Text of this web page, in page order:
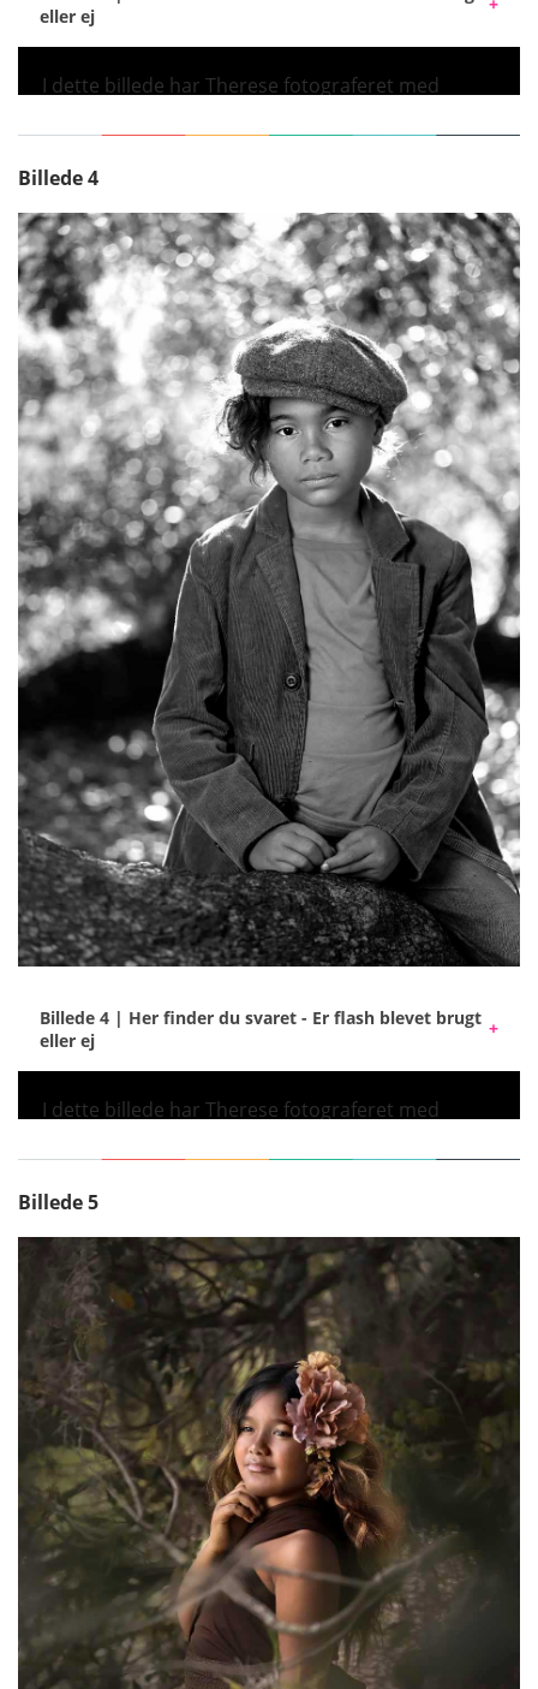
eller ej
I dette billede har Therese fotograferet med
Denne softbox giver rettet lys, og ved at fjerne
frontdiffusoren fra softboxen, eller fjerne både den
hårdere lys. I dette billede har Therese placeret
blitzlyset tæt på motivet, hvilket gør, at lyset hurtigt
toneres ned efter at have ramt motivet.
Billede 4
Billede 4 | Her finder du svaret - Er flash blevet brugt
eller ej
I dette billede har Therese fotograferet med
Det stærke sollys balanceres mod blitzlyset ved at
bruge en kort lukketid på kameraet. Alle
Speed Sync), hvilket gør, at lukketider ned til 1/8000
sekund kan bruges, perfekt når stærkt sollys skal
balances mod blitzlys.
Billede 5